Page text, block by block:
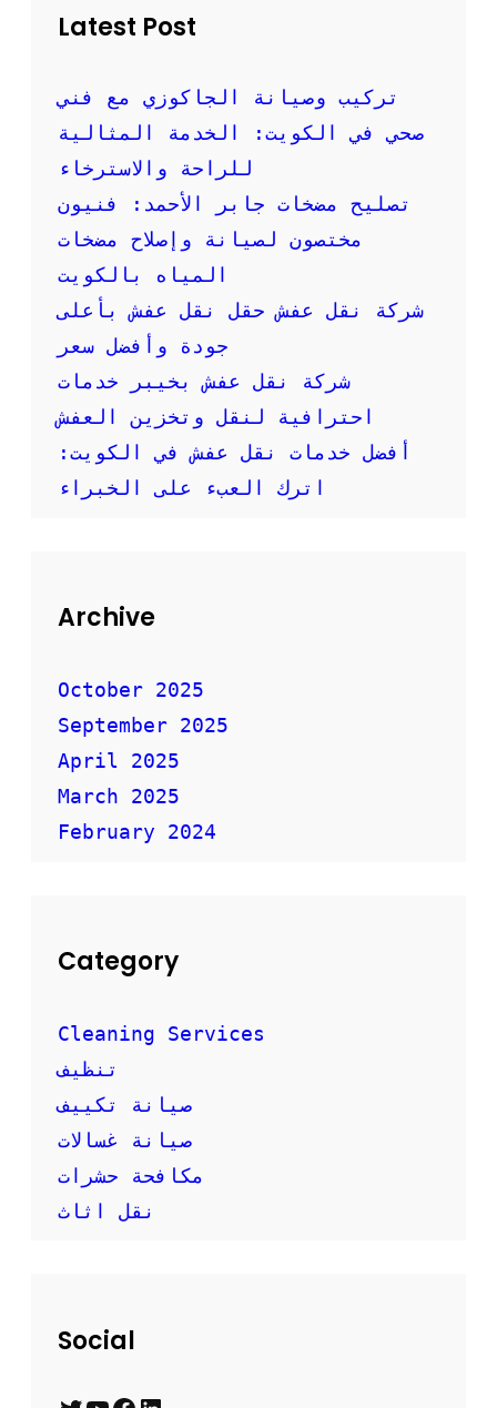
ر
ع
و
أ
م
ن
ف
ك
ي
ف
ت
ا
ر
ا
ع
ر
ا
ل
ن
ا
Latest Post
تركيب وصيانة الجاكوزي مع فني
صحي في الكويت: الخدمة المثالية
للراحة والاسترخاء
تصليح مضخات جابر الأحمد: فنيون
مختصون لصيانة وإصلاح مضخات
المياه بالكويت
شركة نقل عفش حقل نقل عفش بأعلى
جودة وأفضل سعر
شركة نقل عفش بخيبر خدمات
أفضل خدمات نقل عفش في الكويت:
اترك العبء على الخبراء
Archive
October 2025
September 2025
April 2025
March 2025
February 2024
Category
Cleaning Services
تنظيف
صيانة تكييف
صيانة غسالات
مكافحة حشرات
نقل اثاث
Social